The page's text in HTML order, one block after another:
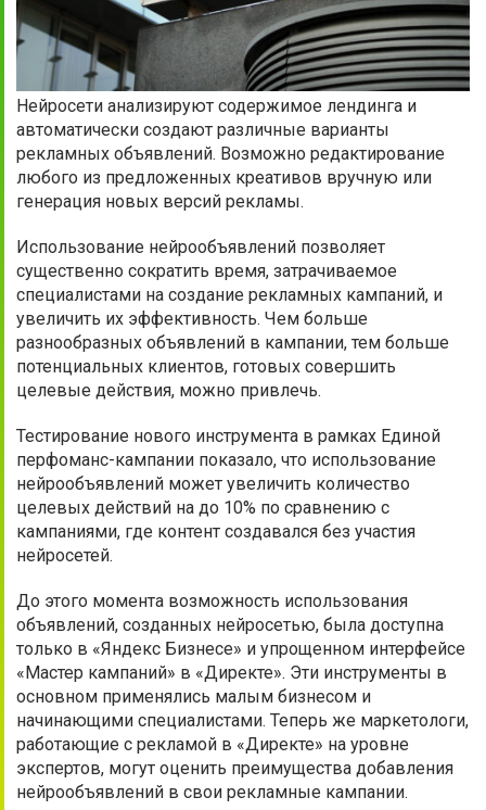
Нейросети анализируют содержимое лендинга и
автоматически создают различные варианты
рекламных объявлений. Возможно редактирование
любого из предложенных креативов вручную или
генерация новых версий рекламы.
Использование нейрообъявлений позволяет
существенно сократить время, затрачиваемое
специалистами на создание рекламных кампаний, и
увеличить их эффективность. Чем больше
разнообразных объявлений в кампании, тем больше
потенциальных клиентов, готовых совершить
целевые действия, можно привлечь.
Тестирование нового инструмента в рамках Единой
перфоманс-кампании показало, что использование
нейрообъявлений может увеличить количество
целевых действий на до 10% по сравнению с
кампаниями, где контент создавался без участия
нейросетей.
До этого момента возможность использования
объявлений, созданных нейросетью, была доступна
только в «Яндекс Бизнесе» и упрощенном интерфейсе
«Мастер кампаний» в «Директе». Эти инструменты в
основном применялись малым бизнесом и
начинающими специалистами. Теперь же маркетологи,
работающие с рекламой в «Директе» на уровне
экспертов, могут оценить преимущества добавления
нейрообъявлений в свои рекламные кампании.